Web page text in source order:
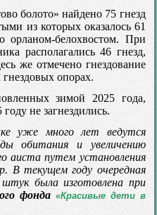
болото» найдено 75 гнезд
из которых оказалось 61
орланом-белохвостом. При
располагались 46 гнезд,
же отмечено гнездование
опорах.
зимой 2025 года,
не загнездились.
уже много лет ведутся
обитания и увеличению
аиста путем установления
В текущем году очередная
была изготовлена при
фонда «Красивые дети в